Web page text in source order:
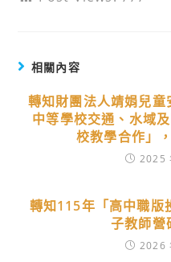
相關內容
轉知財團法人靖娟兒
中等學校交通、水域
校教學合作」
2025
轉知115年「高中職版
子教師營
2026